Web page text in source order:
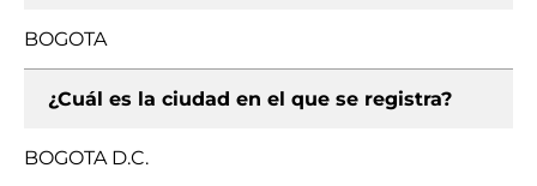
BOGOTA
¿Cuál es la ciudad en el que se registra?
BOGOTA D.C.